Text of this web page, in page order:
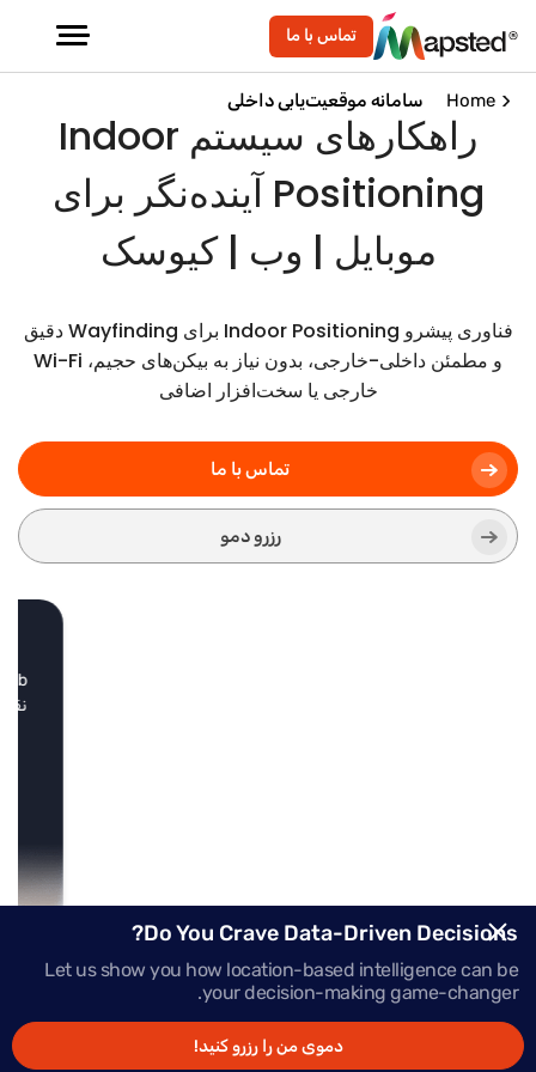
تماس با ما
Home سامانه موقعیت‌یابی داخلی
راهکارهای سیستم Indoor
Positioning آینده‌نگر برای
موبایل | وب | کیوسک
فناوری پیشرو Indoor Positioning برای Wayfinding دقیق
و مطمئن داخلی-خارجی، بدون نیاز به بیکن‌های حجیم، Wi-Fi
خارجی یا سخت‌افزار اضافی
تماس با ما
رزرو دمو
Do You Crave Data-Driven Decisions?
Let us show you how location-based intelligence can be
your decision-making game-changer.
دموی من را رزرو کنید!